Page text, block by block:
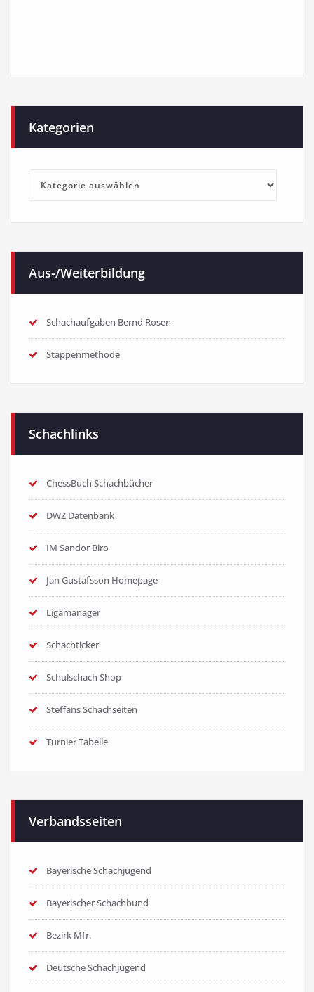
Kategorien
Kategorien
Aus-/Weiterbildung
Schachaufgaben Bernd Rosen
Stappenmethode
Schachlinks
ChessBuch Schachbücher
DWZ Datenbank
IM Sandor Biro
Jan Gustafsson Homepage
Ligamanager
Schachticker
Schulschach Shop
Steffans Schachseiten
Turnier Tabelle
Verbandsseiten
Bayerische Schachjugend
Bayerischer Schachbund
Bezirk Mfr.
Deutsche Schachjugend